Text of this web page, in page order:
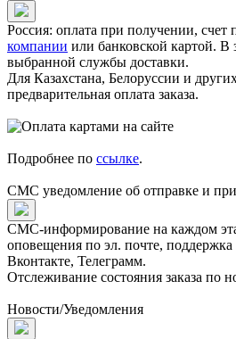
Россия: оплата при получении, счет
компании или банковской картой. В
выбранной службы доставки.
Для Казахстана, Белоруссии и
предварительная оплата заказа.
Подробнее по ссылке.
СМС уведомление об отправке и
СМС-информирование на каждом
оповещения по эл. почте, поддержка
Вконтакте, Телеграмм.
Отслеживание состояния заказа по
Новости/Уведомления